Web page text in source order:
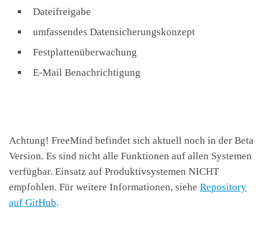
Dateifreigabe
umfassendes Datensicherungskonzept
Festplattenüberwachung
E-Mail Benachrichtigung
Achtung! FreeMind befindet sich aktuell noch in der Beta
Version. Es sind nicht alle Funktionen auf allen Systemen
verfügbar. Einsatz auf Produktivsystemen NICHT
empfohlen. Für weitere Informationen, siehe Repository
auf GitHub.